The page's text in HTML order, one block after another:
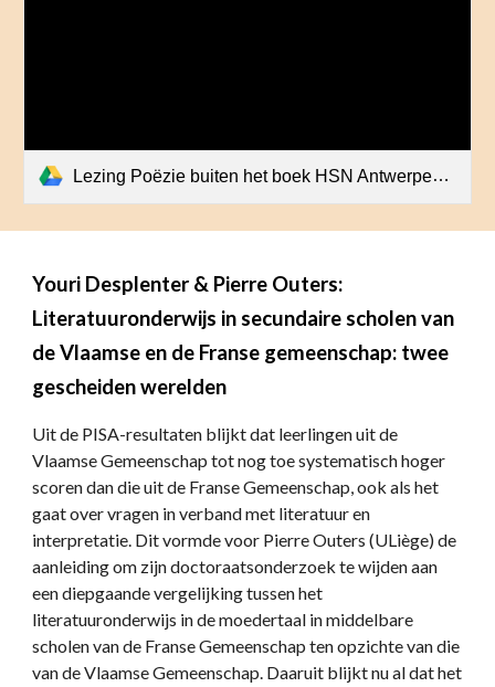
Lezing Poëzie buiten het boek HSN Antwerpen mei 2022.pdf
Youri Desplenter & Pierre Outers:
Literatuuronderwijs in secundaire scholen van
de Vlaamse en de Franse gemeenschap: twee
gescheiden werelden
Uit de PISA-resultaten blijkt dat leerlingen uit de
Vlaamse Gemeenschap tot nog toe systematisch hoger
scoren dan die uit de Franse Gemeenschap, ook als het
gaat over vragen in verband met literatuur en
interpretatie. Dit vormde voor Pierre Outers (ULiège) de
aanleiding om zijn doctoraatsonderzoek te wijden aan
een diepgaande vergelijking tussen het
literatuuronderwijs in de moedertaal in middelbare
scholen van de Franse Gemeenschap ten opzichte van die
van de Vlaamse Gemeenschap. Daaruit blijkt nu al dat het